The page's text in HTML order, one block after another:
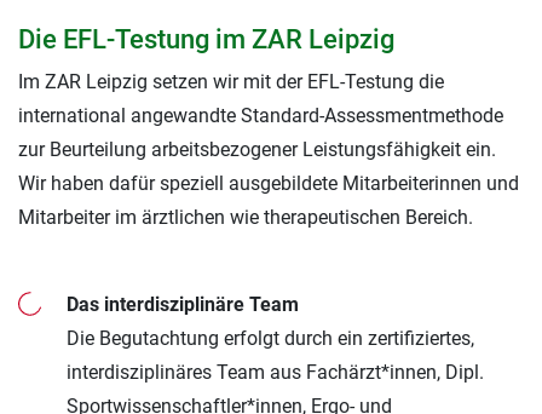
Die EFL-Testung im ZAR Leipzig
Im ZAR Leipzig setzen wir mit der EFL-Testung die
international angewandte Standard-Assessmentmethode
zur Beurteilung arbeitsbezogener Leistungsfähigkeit ein.
Wir haben dafür speziell ausgebildete Mitarbeiterinnen und
Mitarbeiter im ärztlichen wie therapeutischen Bereich.
Das interdisziplinäre Team
Die Begutachtung erfolgt durch ein zertifiziertes,
interdisziplinäres Team aus Fachärzt*innen, Dipl.
Sportwissenschaftler*innen, Ergo- und